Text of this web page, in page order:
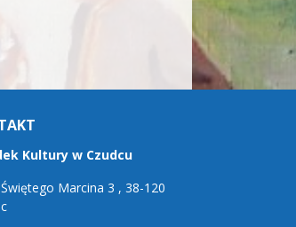
Kultury w Czudcu
Marcina 3 , 38-120